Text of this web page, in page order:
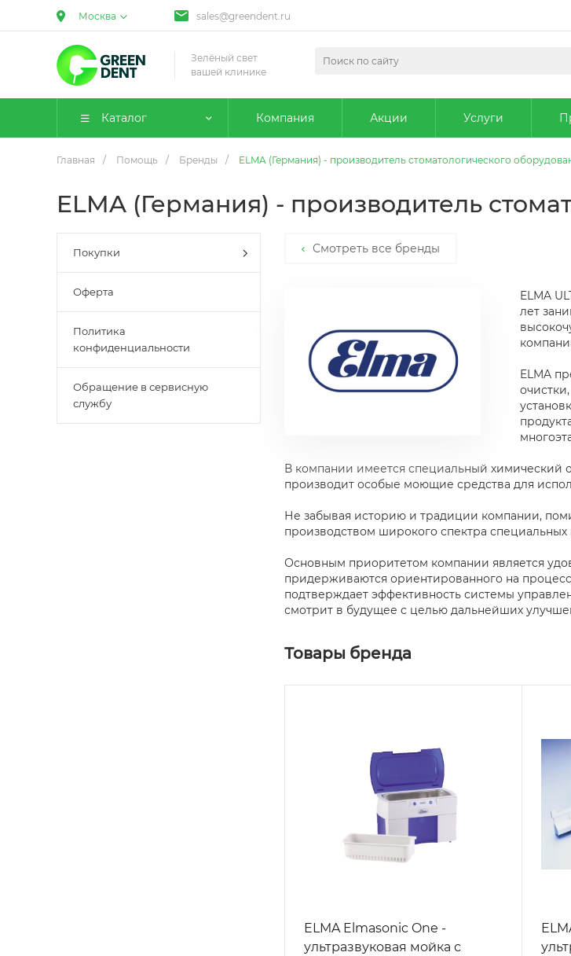
Москва sales@greendent.ru
Зелёный свет
вашей клинике
Каталог Компания Акции Услуги
Главная / Помощь / Бренды / ELMA (Германия) - производитель стоматологического
ELMA (Германия) - производитель
Покупки
Оферта
Политика
конфиденциальности
Обращение в сервисную
службу
Смотреть все бренды
ELMA
лет
ELMA
В компании имеется специальный химический
производит особые моющие средства для
Не забывая историю и традиции компании,
производством широкого спектра
Основным приоритетом компании является
придерживаются ориентированного на
подтверждает эффективность системы
смотрит в будущее с целью дальнейших
Товары бренда
ELMA Elmasonic One -
ультразвуковая мойка с